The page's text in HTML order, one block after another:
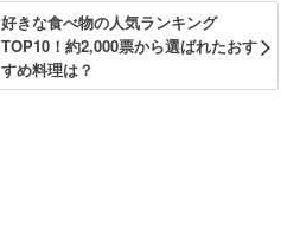
好きな食べ物の人気ランキング
TOP10！約2,000票から選ばれたおす
すめ料理は？